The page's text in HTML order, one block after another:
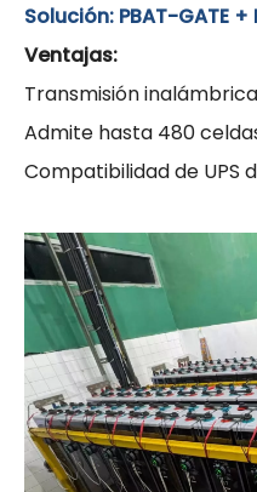
Solución: PBAT-GATE +
Ventajas:
Transmisión
Admite hasta 480
Compatibilidad de UPS